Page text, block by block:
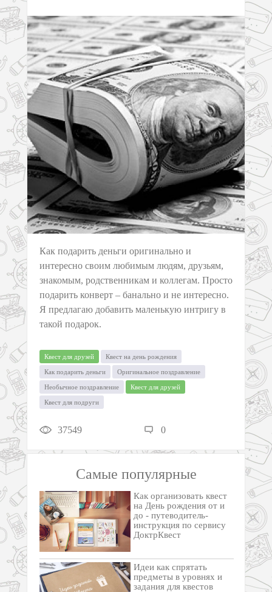
Как подарить деньги оригинально и
интересно своим любимым людям, друзьям,
знакомым, родственникам и коллегам. Просто
подарить конверт – банально и не интересно.
Я предлагаю добавить маленькую интригу в
такой подарок.
Квест для друзей Квест на день рождения
Как подарить деньги Оригинальное поздравление
Необычное поздравление Квест для друзей
Квест для подруги
37549 0
Самые популярные
Как организовать квест
на День рождения от и
до - путеводитель-
инструкция по сервису
ДоктрКвест
Идеи как спрятать
предметы в уровнях и
задания для квестов